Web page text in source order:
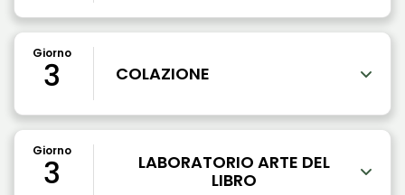
Giorno
3 COLAZIONE
Giorno
3
LABORATORIO ARTE DEL
LIBRO